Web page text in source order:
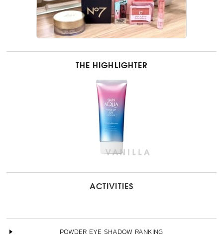
THE HIGHLIGHTER
ACTIVITIES
POWDER EYE SHADOW RANKING